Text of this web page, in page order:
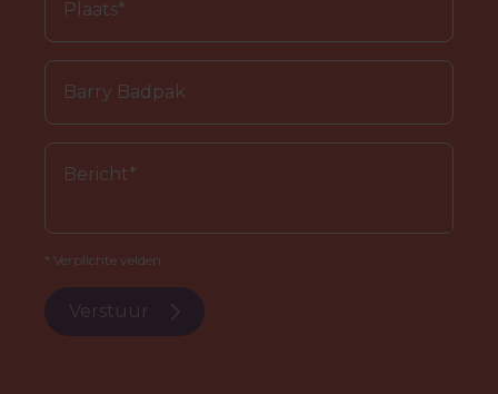
* Verplichte velden.
Verstuur